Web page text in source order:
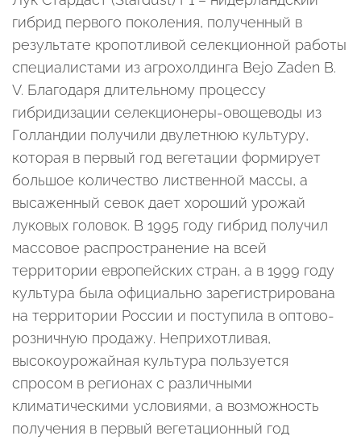
гибрид первого поколения, полученный в
результате кропотливой селекционной работы
специалистами из агрохолдинга Bejo Zaden B.
V. Благодаря длительному процессу
гибридизации селекционеры-овощеводы из
Голландии получили двулетнюю культуру,
которая в первый год вегетации формирует
большое количество лиственной массы, а
высаженный севок дает хороший урожай
луковых головок. В 1995 году гибрид получил
массовое распространение на всей
территории европейских стран, а в 1999 году
культура была официально зарегистрирована
на территории России и поступила в оптово-
розничную продажу. Неприхотливая,
высокоурожайная культура пользуется
спросом в регионах с различными
климатическими условиями, а возможность
получения в первый вегетационный год